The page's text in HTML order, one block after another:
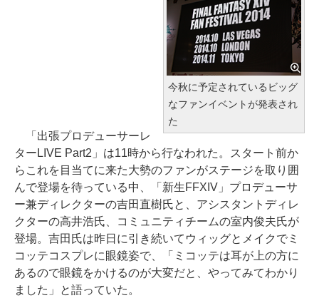
今秋に予定されているビッグ
なファンイベントが発表され
た
「出張プロデューサーレ
ターLIVE Part2」は11時から行なわれた。スタート前か
らこれを目当てに来た大勢のファンがステージを取り囲
んで登場を待っている中、「新生FFXIV」プロデューサ
ー兼ディレクターの吉田直樹氏と、アシスタントディレ
クターの高井浩氏、コミュニティチームの室内俊夫氏が
登場。吉田氏は昨日に引き続いてウィッグとメイクでミ
コッテコスプレに眼鏡姿で、「ミコッテは耳が上の方に
あるので眼鏡をかけるのが大変だと、やってみてわかり
ました」と語っていた。